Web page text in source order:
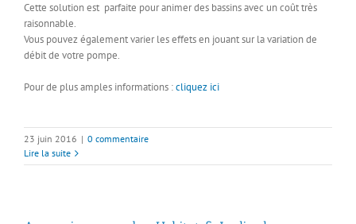
Cette solution est parfaite pour animer des bassins avec un coût très
raisonnable.
Vous pouvez également varier les effets en jouant sur la variation de
débit de votre pompe.
Pour de plus amples informations :cliquez ici
23 juin 2016 | 0 commentaire
Lire la suite